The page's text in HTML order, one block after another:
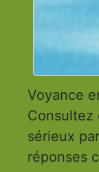
Voyance
Consultez
sérieux
réponses